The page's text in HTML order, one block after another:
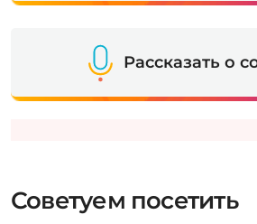
Рассказать о
Советуем посетить